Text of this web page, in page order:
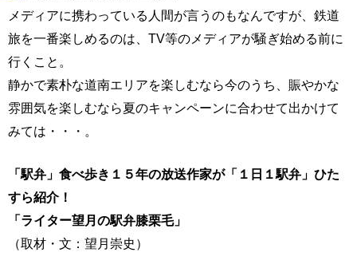
メディアに携わっている人間が言うのもなんですが、鉄道
旅を一番楽しめるのは、TV等のメディアが騒ぎ始める前に
行くこと。
静かで素朴な道南エリアを楽しむなら今のうち、賑やかな
雰囲気を楽しむなら夏のキャンペーンに合わせて出かけて
みては・・・。
「駅弁」食べ歩き１５年の放送作家が「１日１駅弁」ひた
すら紹介！
「ライター望月の駅弁膝栗毛」
（取材・文：望月崇史）